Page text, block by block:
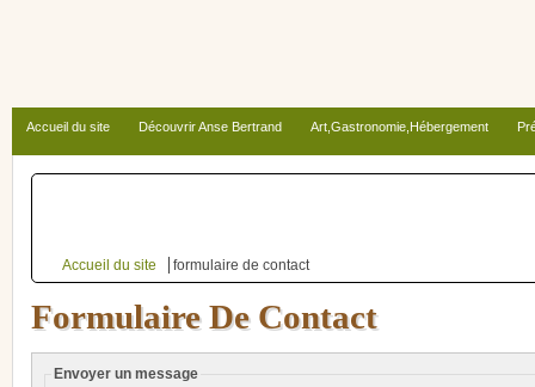
Accueil du site Découvrir Anse Bertrand Art,Gastronomie,Hébergement
Autour d’Anse Bertrand
Accueil du site formulaire de contact
Formulaire De Contact
Envoyer un message